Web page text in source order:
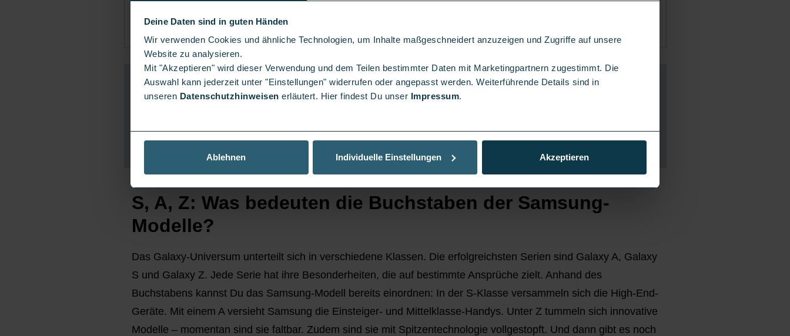
Deine Daten sind in guten Händen
Wir verwenden Cookies und ähnliche Technologien, um Inhalte maßgeschneidert anzuzeigen und Zugriffe auf unsere
Website zu analysieren.
Mit "Akzeptieren" wird dieser Verwendung und dem Teilen bestimmter Daten mit Marketingpartnern zugestimmt. Die
Auswahl kann jederzeit unter "Einstellungen" widerrufen oder angepasst werden. Weiterführende Details sind in
unseren Datenschutzhinweisen erläutert. Hier findest Du unser Impressum.
Ablehnen Individuelle Einstellungen Akzeptieren
Samsung-Smartphone mit Vertrag
S, A, Z: Was bedeuten die Buchstaben der Samsung-
Modelle?
Das Galaxy-Universum unterteilt sich in verschiedene Klassen. Die erfolgreichsten Serien sind Galaxy A, Galaxy
S und Galaxy Z. Jede Serie hat ihre Besonderheiten, die auf bestimmte Ansprüche zielt. Anhand des
Buchstabens kannst Du das Samsung-Modell bereits einordnen: In der S-Klasse versammeln sich die High-End-
Geräte. Mit einem A versieht Samsung die Einsteiger- und Mittelklasse-Handys. Unter Z tummeln sich innovative
Modelle – momentan sind sie faltbar. Zudem sind sie mit Spitzentechnologie vollgestopft. Und dann gibt es noch